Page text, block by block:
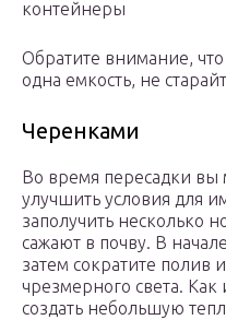
контейнеры
Обратите внимание,
одна емкость, не
Черенками
Во время пересадки вы
улучшить условия для
заполучить несколько
сажают в почву. В
затем сократите полив
чрезмерного света.
создать небольшую